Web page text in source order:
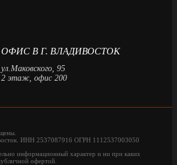
ОФИС В Г. ВЛАДИВОСТОК
ул.Маковского, 95
2 этаж, офис 200
ИНН 2537087916 ОГРН 1112537003050
информационный характер и ни при каких
офертой.